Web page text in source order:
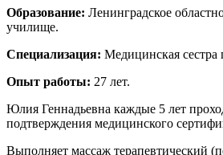
Образование: Ленинградское
училище.
Специализация: Медицинская сестра
Опыт работы: 27 лет.
Юлия Геннадьевна каждые 5 лет
подтверждения медицинского
Выполняет массаж терапевтический